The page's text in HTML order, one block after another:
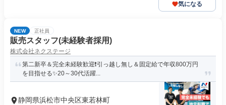
気になる
NEW 正社員
販売スタッフ(未経験者採用)
株式会社ネクステージ
第二新卒＆完全未経験歓迎❗引っ越し無し＆固定給で年収800万円
を目指せる✨20～30代活躍...
静岡県浜松市中央区東若林町